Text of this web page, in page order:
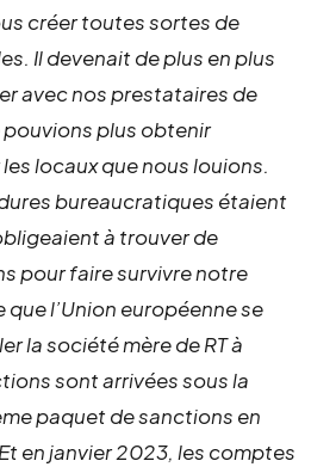
créer toutes sortes de
Il devenait de plus en plus
avec nos prestataires de
plus obtenir
locaux que nous louions.
bureaucratiques étaient
à trouver de
pour faire survivre notre
que l’Union européenne se
la société mère de RT à
sont arrivées sous la
paquet de sanctions en
en janvier 2023, les comptes